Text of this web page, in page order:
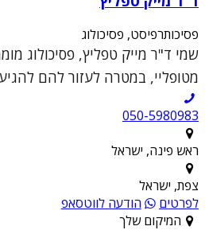
פסיכותרפיסט, פסיכולוג
שמי ד"ר מייק טפליץ, פסיכולוג
מטופליי, במטרה לעזור להם
050-5980983
ראש פינה, ישראל
צפת, ישראל
לפרטים
הודעה לווטסאפ
המיקום שלך